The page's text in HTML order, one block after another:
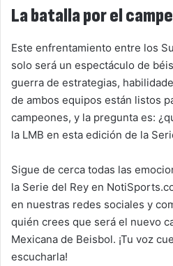
La batalla por el
Este enfrentamiento entre los
solo será un espectáculo de
guerra de estrategias,
de ambos equipos están listos
campeones, y la pregunta es:
la LMB en esta edición de la
Sigue de cerca todas las
la Serie del Rey en
en nuestras redes sociales y
quién crees que será el nuevo
Mexicana de Beisbol. ¡Tu voz
escucharla!